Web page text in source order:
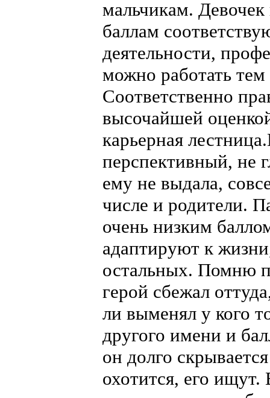
мальчикам.
баллам
деятельности,
можно работать
Соответственно
высочайшей
карьерная
перспективный, не
ему не выдала,
числе и родители.
очень низким
адаптируют к
остальных. Помню
герой сбежал
ли выменял у кого
другого имени и
он долго
охотится, его